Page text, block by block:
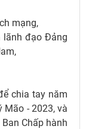
mạng,
lãnh đạo Đảng
chia tay năm
Mão - 2023, và
Chấp hành